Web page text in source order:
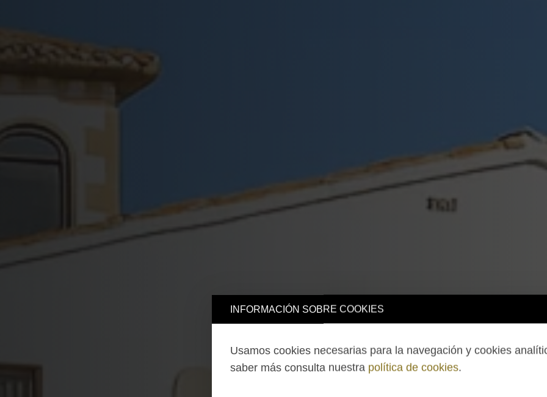
INFORMACIÓN SOBRE COOKIES
Usamos cookies necesarias para la navegación y cookies
saber más consulta nuestra política de cookies.